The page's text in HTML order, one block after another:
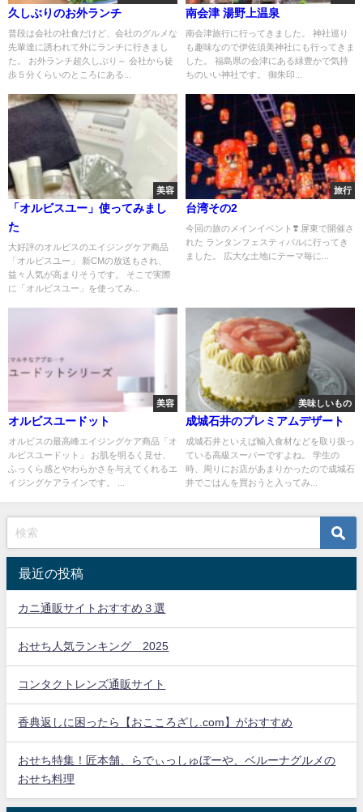
久しぶりのお外ランチ
普段は会社の社食だけど、会社のグルメな
先輩達に誘われて外にランチに行きまし
た。 お外ランチ超久しぶり～ 会社から徒
歩５分くらいのところにある...
南会津 湯野上温泉
南会津旅行に行ってきました。 神社巡り
も趣味なので伊佐須美神社にも行ってきま
した。 福島県の会津にある緑豊かで気持
ちのいい神社です。 御朱印...
美容
「オルビスユー」使ってみまし
た
大好評のオルビスのエイジングケア商品
「オルビスユー」 新CMの放送もされ、
益々人気が高まりそうです。 そこで実際
に「オルビスユー」を使ってみ...
旅行
台湾その2
今回の旅のメインイベント❣️ 屏東で開催さ
れた ランタンフェスティバルに行ってき
ました。 広大な土地にテーマ毎に...
美容
オルビスユードット
オルビスの最高峰エイジングケア商品「オ
ルビスユードット」 お肌を明るく見せ、
ふっくら感とやわらかさを与えてくれるエ
イジングケアラインです。 ...
美味しいもの
成城石井のプレミアムデザート
成城石井といえば輸入食材などを取り扱っ
ている高級スーパーですよね。 学生の
時、周りにお店があまりかったので成城石
井でごはんを買おうと入ってみ...
最近の投稿
カニ通販サイトおすすめ３選
おせち人気ランキング 2025
コンタクトレンズ通販サイト
香典返しに困ったら【おこころざし.com】がおすすめ
おせち特集！匠本舗、らでぃっしゅぼーや、ベルーナグルメの
おせち料理